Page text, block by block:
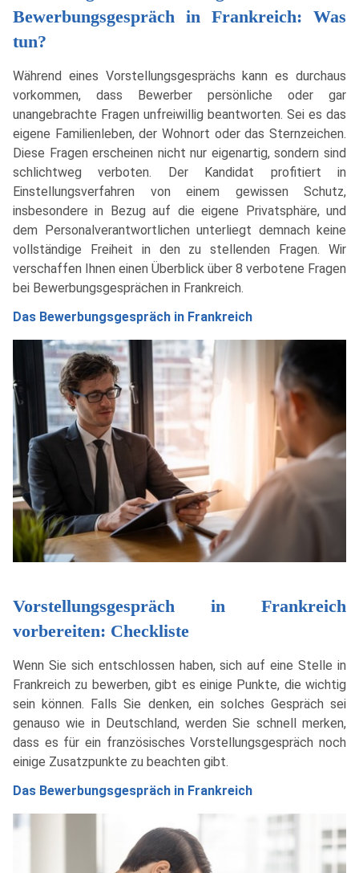
Bewerbungsgespräch in Frankreich: Was
tun?
Während eines Vorstellungsgesprächs kann es durchaus
vorkommen, dass Bewerber persönliche oder gar
unangebrachte Fragen unfreiwillig beantworten. Sei es das
eigene Familienleben, der Wohnort oder das Sternzeichen.
Diese Fragen erscheinen nicht nur eigenartig, sondern sind
schlichtweg verboten. Der Kandidat profitiert in
Einstellungsverfahren von einem gewissen Schutz,
insbesondere in Bezug auf die eigene Privatsphäre, und
dem Personalverantwortlichen unterliegt demnach keine
vollständige Freiheit in den zu stellenden Fragen. Wir
verschaffen Ihnen einen Überblick über 8 verbotene Fragen
bei Bewerbungsgesprächen in Frankreich.
Das Bewerbungsgespräch in Frankreich
Vorstellungsgespräch in Frankreich
vorbereiten: Checkliste
Wenn Sie sich entschlossen haben, sich auf eine Stelle in
Frankreich zu bewerben, gibt es einige Punkte, die wichtig
sein können. Falls Sie denken, ein solches Gespräch sei
genauso wie in Deutschland, werden Sie schnell merken,
dass es für ein französisches Vorstellungsgespräch noch
einige Zusatzpunkte zu beachten gibt.
Das Bewerbungsgespräch in Frankreich